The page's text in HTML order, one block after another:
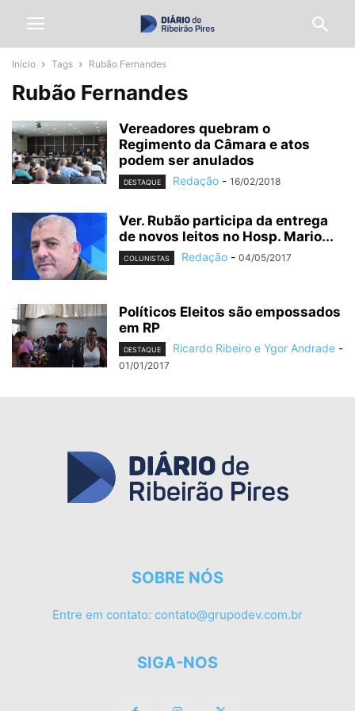
Início Tags Rubão Fernandes
Rubão Fernandes
Vereadores quebram o
Regimento da Câmara e atos
podem ser anulados
DESTAQUE Redação - 16/02/2018
Ver. Rubão participa da entrega
de novos leitos no Hosp. Mario...
COLUNISTAS Redação - 04/05/2017
Políticos Eleitos são empossados
em RP
DESTAQUE Ricardo Ribeiro e Ygor Andrade -
01/01/2017
SOBRE NÓS
Entre em contato: contato@grupodev.com.br
SIGA-NOS